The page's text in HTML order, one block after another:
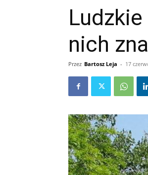
nich
Przez Bartosz Leja - 17